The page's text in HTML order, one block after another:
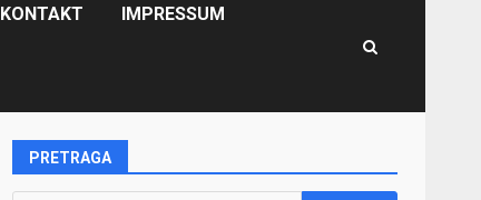
KONTAKT IMPRESSUM
PRETRAGA